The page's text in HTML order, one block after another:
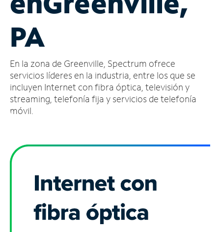
cuenta
Encuentra
tienda
PA
En la zona de Greenville, Spectrum ofrece
servicios líderes en la industria, entre los que se
incluyen Internet con fibra óptica, televisión y
streaming, telefonía fija y servicios de telefonía
móvil.